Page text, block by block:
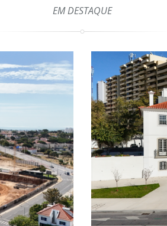
EM DESTAQUE